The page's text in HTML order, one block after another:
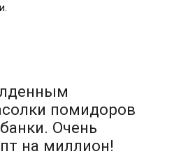
помидоров
Очень
на миллион!